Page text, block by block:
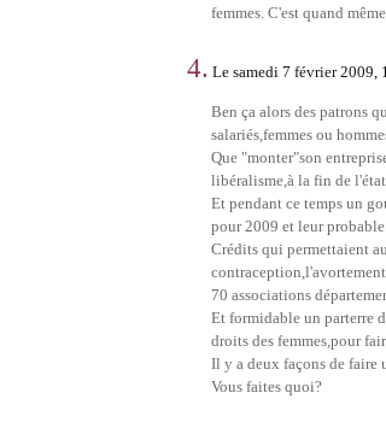
femmes. C'est quand
4. Le samedi 7 février 2009,
Ben ça alors des patrons
salariés,femmes ou
Que "monter"son
libéralisme,à la fin de
Et pendant ce temps un
pour 2009 et leur
Crédits qui permettaient
70 associations
Et formidable un parterre
droits des femmes,pour
Il y a deux façons de faire
Vous faites quoi?